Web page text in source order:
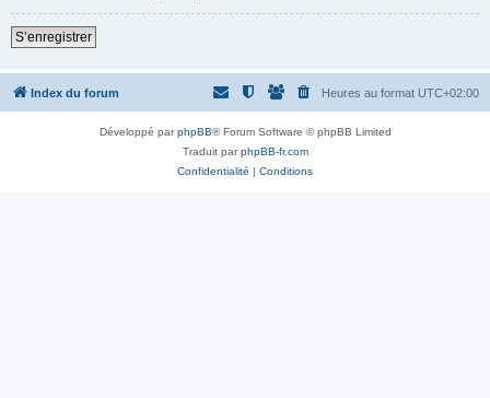
S’enregistrer
Index du forum Heures au format UTC+02:00
Développé parphpBB® Forum Software © phpBB Limited
Traduit parphpBB-fr.com
Confidentialité | Conditions